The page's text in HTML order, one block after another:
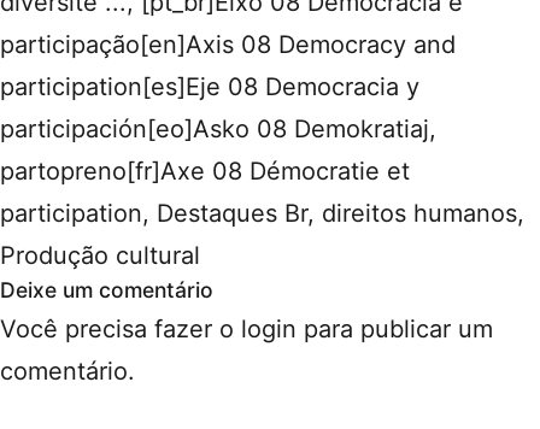
participação[en]Axis 08 Democracy and
participation[es]Eje 08 Democracia y
participación[eo]Asko 08 Demokratiaj,
partopreno[fr]Axe 08 Démocratie et
participation, Destaques Br, direitos humanos,
Produção cultural
Deixe um comentário
Você precisa fazer o login para publicar um
comentário.